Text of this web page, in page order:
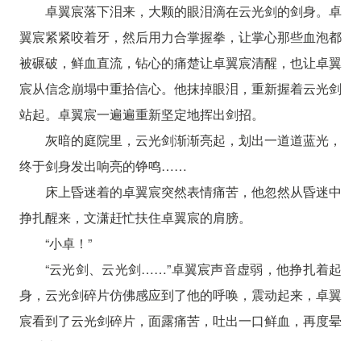
卓翼宸落下泪来，大颗的眼泪滴在云光剑的剑身。卓
翼宸紧紧咬着牙，然后用力合掌握拳，让掌心那些血泡都
被碾破，鲜血直流，钻心的痛楚让卓翼宸清醒，也让卓翼
宸从信念崩塌中重拾信心。他抹掉眼泪，重新握着云光剑
站起。卓翼宸一遍遍重新坚定地挥出剑招。
灰暗的庭院里，云光剑渐渐亮起，划出一道道蓝光，
终于剑身发出响亮的铮鸣……
床上昏迷着的卓翼宸突然表情痛苦，他忽然从昏迷中
挣扎醒来，文潇赶忙扶住卓翼宸的肩膀。
“小卓！”
“云光剑、云光剑……”卓翼宸声音虚弱，他挣扎着起
身，云光剑碎片仿佛感应到了他的呼唤，震动起来，卓翼
宸看到了云光剑碎片，面露痛苦，吐出一口鲜血，再度晕